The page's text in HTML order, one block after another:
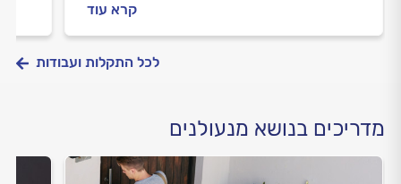
קרא עוד
לכל התקלות ועבודות
מדריכים בנושא מנעולנים